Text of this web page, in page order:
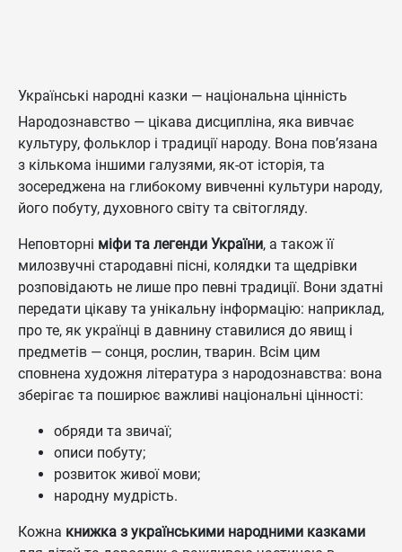
Українські народні казки — національна цінність
Народознавство — цікава дисципліна, яка вивчає
культуру, фольклор і традиції народу. Вона пов’язана
з кількома іншими галузями, як-от історія, та
зосереджена на глибокому вивченні культури народу,
його побуту, духовного світу та світогляду.
Неповторні міфи та легенди України, а також її
милозвучні стародавні пісні, колядки та щедрівки
розповідають не лише про певні традиції. Вони здатні
передати цікаву та унікальну інформацію: наприклад,
про те, як українці в давнину ставилися до явищ і
предметів — сонця, рослин, тварин. Всім цим
сповнена художня література з народознавства: вона
зберігає та поширює важливі національні цінності:
обряди та звичаї;
описи побуту;
розвиток живої мови;
народну мудрість.
Кожна книжка з українськими народними казками